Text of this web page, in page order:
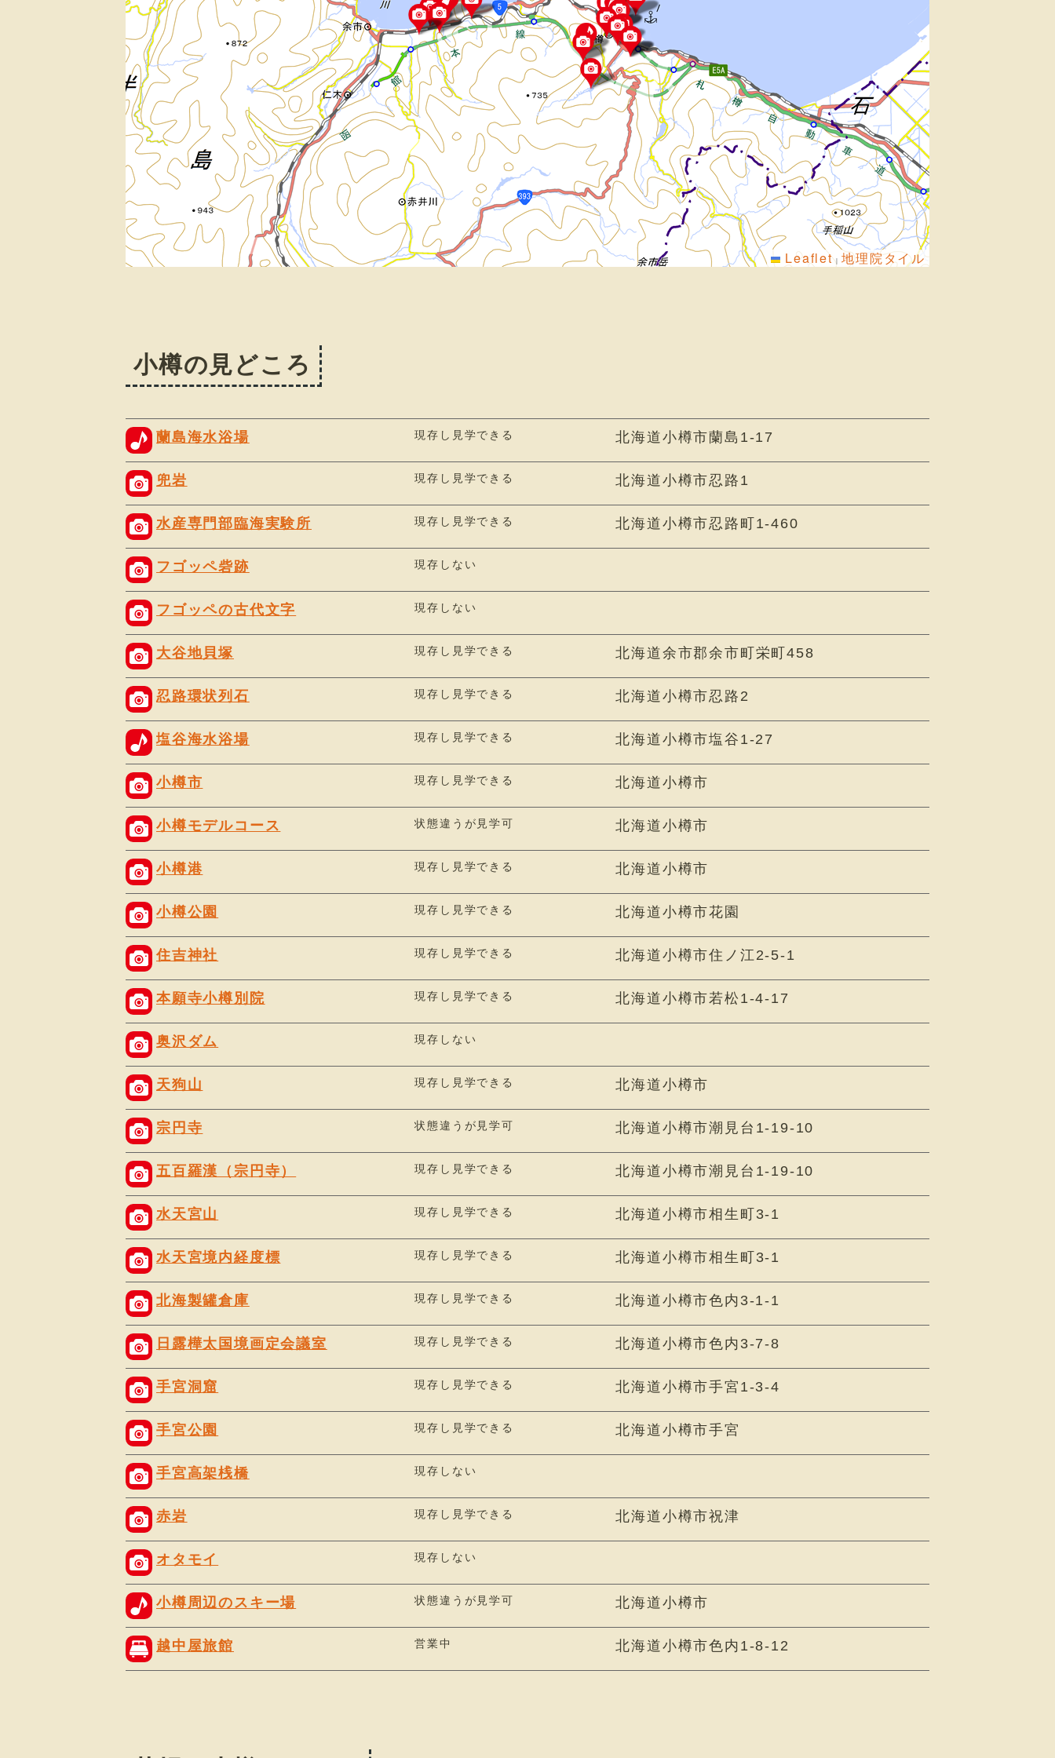
Leaflet | 地理院タイル
小樽の見どころ
蘭島海水浴場 現存し見学できる 北海道小樽市蘭島1-17
兜岩 現存し見学できる 北海道小樽市忍路1
水産専門部臨海実験所 現存し見学できる 北海道小樽市忍路町1-460
フゴッペ砦跡 現存しない
フゴッペの古代文字 現存しない
大谷地貝塚 現存し見学できる 北海道余市郡余市町栄町458
忍路環状列石 現存し見学できる 北海道小樽市忍路2
塩谷海水浴場 現存し見学できる 北海道小樽市塩谷1-27
小樽市 現存し見学できる 北海道小樽市
小樽モデルコース 状態違うが見学可 北海道小樽市
小樽港 現存し見学できる 北海道小樽市
小樽公園 現存し見学できる 北海道小樽市花園
住吉神社 現存し見学できる 北海道小樽市住ノ江2-5-1
本願寺小樽別院 現存し見学できる 北海道小樽市若松1-4-17
奥沢ダム 現存しない
天狗山 現存し見学できる 北海道小樽市
宗円寺 状態違うが見学可 北海道小樽市潮見台1-19-10
五百羅漢（宗円寺） 現存し見学できる 北海道小樽市潮見台1-19-10
水天宮山 現存し見学できる 北海道小樽市相生町3-1
水天宮境内経度標 現存し見学できる 北海道小樽市相生町3-1
北海製罐倉庫 現存し見学できる 北海道小樽市色内3-1-1
日露樺太国境画定会議室 現存し見学できる 北海道小樽市色内3-7-8
手宮洞窟 現存し見学できる 北海道小樽市手宮1-3-4
手宮公園 現存し見学できる 北海道小樽市手宮
手宮高架桟橋 現存しない
赤岩 現存し見学できる 北海道小樽市祝津
オタモイ 現存しない
小樽周辺のスキー場 状態違うが見学可 北海道小樽市
越中屋旅館 営業中 北海道小樽市色内1-8-12